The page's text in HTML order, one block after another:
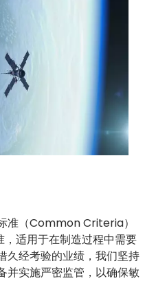
准（Common Criteria）
适用于在制造过程中需要
久经考验的业绩，我们坚持
并实施严密监管，以确保敏